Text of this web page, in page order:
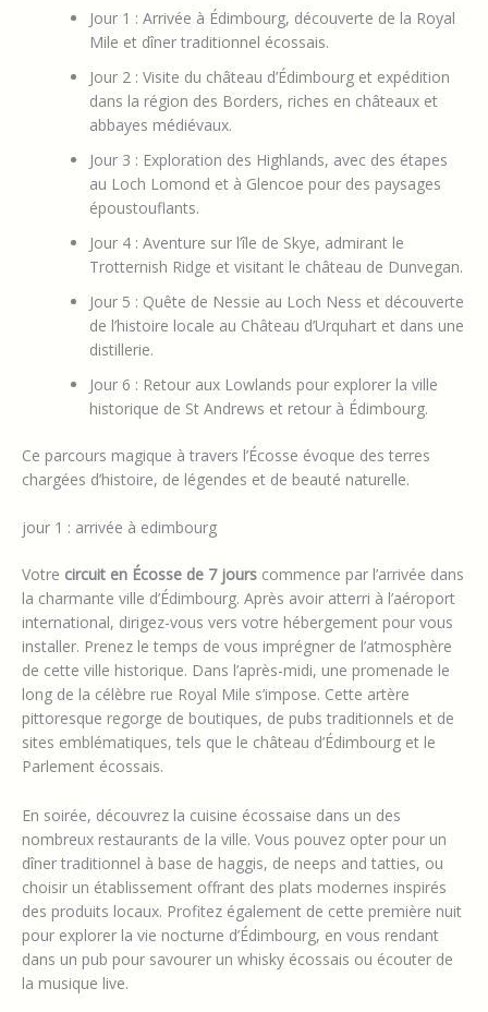
Jour 1 : Arrivée à Édimbourg, découverte de la Royal
Mile et dîner traditionnel écossais.
Jour 2 : Visite du château d’Édimbourg et expédition
dans la région des Borders, riches en châteaux et
abbayes médiévaux.
Jour 3 : Exploration des Highlands, avec des étapes
au Loch Lomond et à Glencoe pour des paysages
époustouflants.
Jour 4 : Aventure sur l’île de Skye, admirant le
Trotternish Ridge et visitant le château de Dunvegan.
Jour 5 : Quête de Nessie au Loch Ness et découverte
de l’histoire locale au Château d’Urquhart et dans une
distillerie.
Jour 6 : Retour aux Lowlands pour explorer la ville
historique de St Andrews et retour à Édimbourg.
Ce parcours magique à travers l’Écosse évoque des terres
chargées d’histoire, de légendes et de beauté naturelle.
jour 1 : arrivée à edimbourg
Votre circuit en Écosse de 7 jours commence par l’arrivée dans
la charmante ville d’Édimbourg. Après avoir atterri à l’aéroport
international, dirigez-vous vers votre hébergement pour vous
installer. Prenez le temps de vous imprégner de l’atmosphère
de cette ville historique. Dans l’après-midi, une promenade le
long de la célèbre rue Royal Mile s’impose. Cette artère
pittoresque regorge de boutiques, de pubs traditionnels et de
sites emblématiques, tels que le château d’Édimbourg et le
Parlement écossais.
En soirée, découvrez la cuisine écossaise dans un des
nombreux restaurants de la ville. Vous pouvez opter pour un
dîner traditionnel à base de haggis, de neeps and tatties, ou
choisir un établissement offrant des plats modernes inspirés
des produits locaux. Profitez également de cette première nuit
pour explorer la vie nocturne d’Édimbourg, en vous rendant
dans un pub pour savourer un whisky écossais ou écouter de
la musique live.